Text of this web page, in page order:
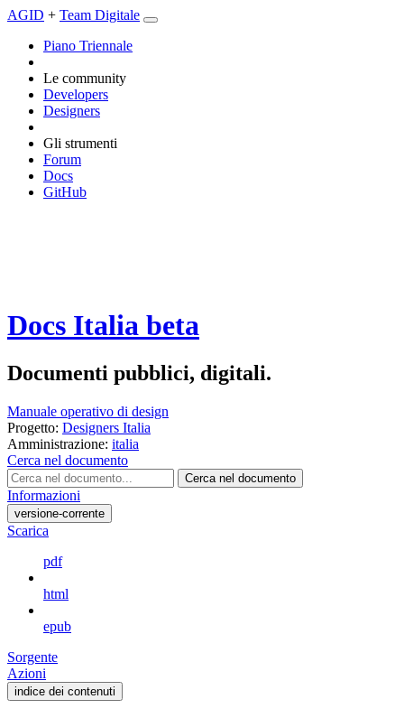
AGID + Team Digitale
Piano Triennale
Le community
Developers
Designers
Gli strumenti
Forum
Docs
GitHub
Docs Italia beta
Documenti pubblici, digitali.
Manuale operativo di design
Progetto: Designers Italia
Amministrazione: italia
Cerca nel documento
Cerca nel documento
Informazioni
versione-corrente
Scarica
pdf
html
epub
Sorgente
Azioni
indice dei contenuti